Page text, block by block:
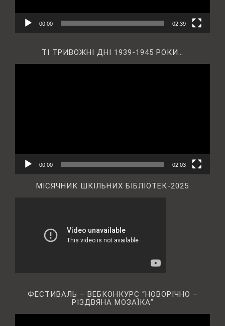
00:00 02:39
ТІ ТРИВОЖНІ ДНІ 1939-1945 РОКИ…
00:00 02:03
МІСЯЧНИК ШКІЛЬНИХ БІБЛІОТЕК-2025
ФЕСТИВАЛЬ – ВЕБКОНКУРС “НОВОРІЧНО –
РІЗДВЯНА МОЗАЇКА”